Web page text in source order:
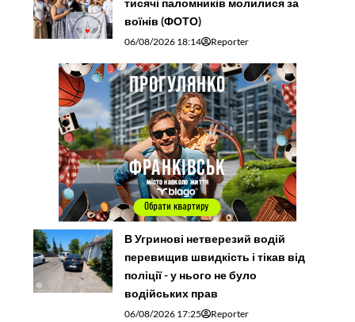
воїнів (ФОТО)
06/08/2026 18:14 Reporter
В Угринові нетверезий водій
перевищив швидкість і тікав від
поліції - у нього не було
водійських прав
06/08/2026 17:25 Reporter